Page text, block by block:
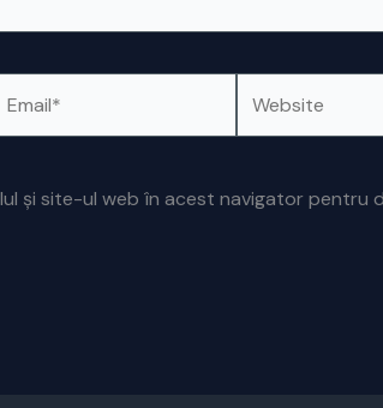
și site-ul web în acest navigator pentru